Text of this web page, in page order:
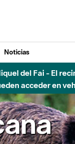
Noticias
del Fai - El
acceder en